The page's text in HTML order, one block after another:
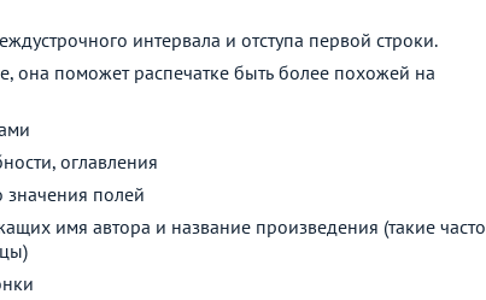
интервала и отступа первой строки.
она поможет распечатке быть более похожей на
оглавления
значения полей
имя автора и название произведения (такие часто